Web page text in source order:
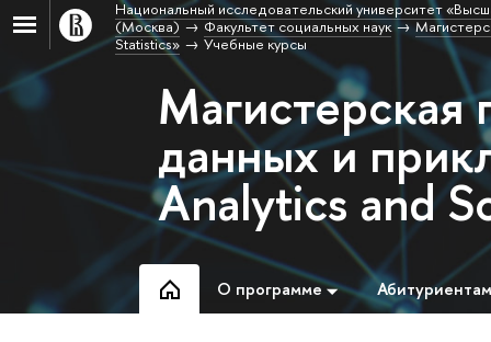
Национальный исследовательский университет
(Москва)
Факультет социальных наук
Statistics»
Учебные курсы
Магистерская
данных и
Analytics and
О программе Абитуриентам